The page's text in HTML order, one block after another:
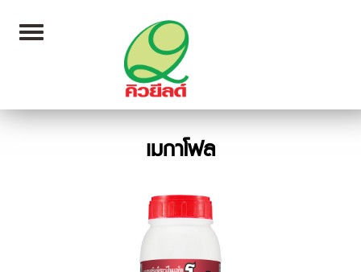
Toggle
เมกาโฟล